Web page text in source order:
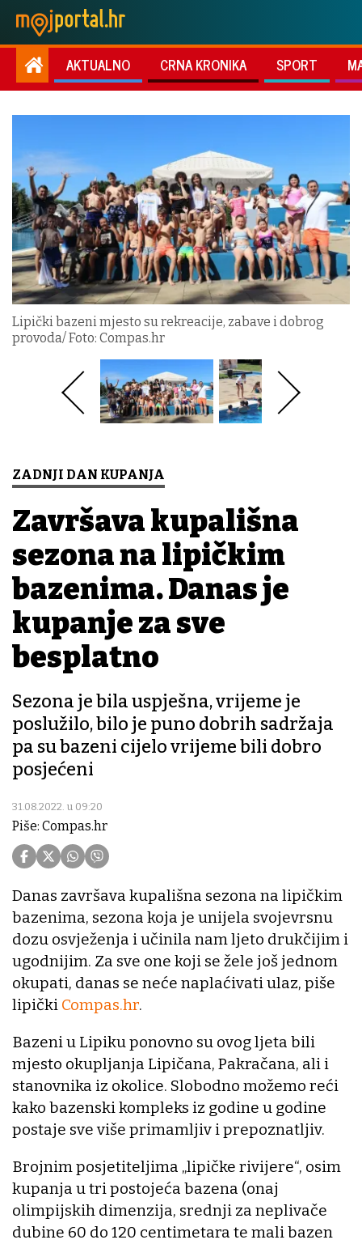
AKTUALNO CRNA KRONIKA SPORT
Lipički bazeni mjesto su rekreacije, zabave i dobrog
provoda/ Foto: Compas.hr
ZADNJI DAN KUPANJA
Završava kupališna
sezona na lipičkim
bazenima. Danas je
kupanje za sve
besplatno
Sezona je bila uspješna, vrijeme je
poslužilo, bilo je puno dobrih sadržaja
pa su bazeni cijelo vrijeme bili dobro
posjećeni
31.08.2022. u 09:20
Piše: Compas.hr
Danas završava kupališna sezona na lipičkim
bazenima, sezona koja je unijela svojevrsnu
dozu osvježenja i učinila nam ljeto drukčijim i
ugodnijim. Za sve one koji se žele još jednom
okupati, danas se neće naplaćivati ulaz, piše
lipički Compas.hr.
Bazeni u Lipiku ponovno su ovog ljeta bili
mjesto okupljanja Lipičana, Pakračana, ali i
stanovnika iz okolice. Slobodno možemo reći
kako bazenski kompleks iz godine u godine
postaje sve više primamljiv i prepoznatljiv.
Brojnim posjetiteljima „lipičke rivijere“, osim
kupanja u tri postojeća bazena (onaj
olimpijskih dimenzija, srednji za neplivače
dubine 60 do 120 centimetara te mali bazen